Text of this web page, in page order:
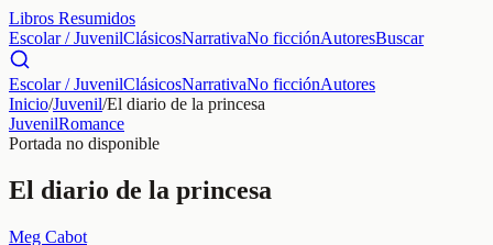
Libros Resumidos
Escolar / JuvenilClásicosNarrativaNo ficciónAutoresBuscar
Escolar / JuvenilClásicosNarrativaNo ficciónAutores
Inicio/Juvenil/El diario de la princesa
JuvenilRomance
Portada no disponible
El diario de la princesa
Meg Cabot